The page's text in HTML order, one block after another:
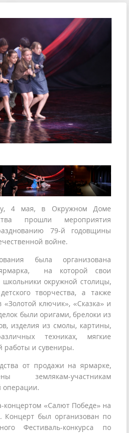
4 мая, в Окружном Доме
прошли мероприятия
79-й годовщины
войне.
была организована
ярмарка, на которой свои
школьники окружной столицы,
творчества, а также
«Золотой ключик», «Сказка» и
были оригами, брелоки из
изделия из смолы, картины,
техниках, мягкие
работы и сувениры.
от продажи на ярмарке,
землякам-участникам
операции.
концертом «Салют Победе» на
Концерт был организован по
Фестиваль-конкурса по